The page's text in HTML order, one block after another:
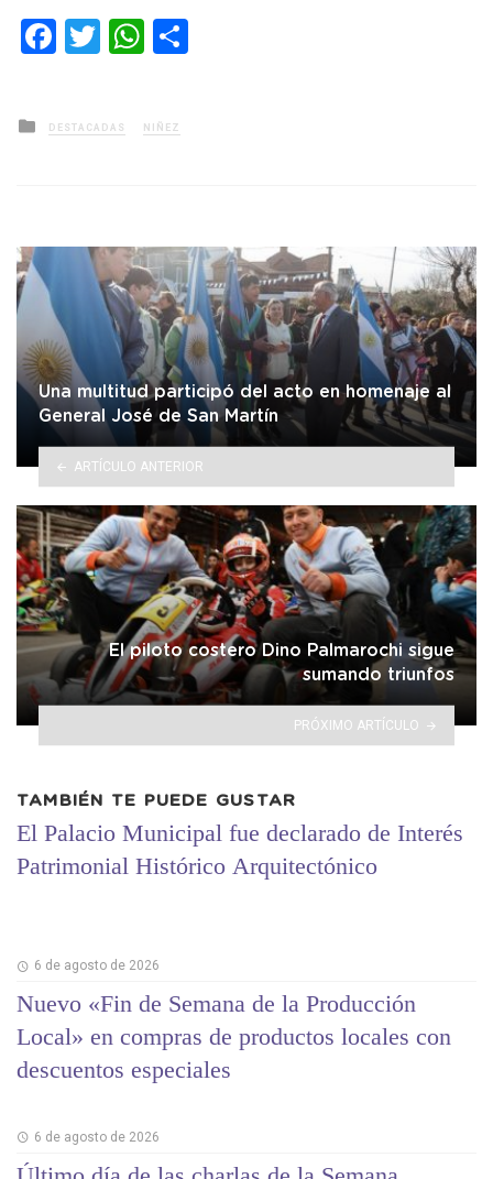
Facebook
TwitterWhatsApp
Posted
in
DESTACADAS NIÑEZ
Una multitud participó del acto en homenaje al
General José de San Martín
ARTÍCULO ANTERIOR
El piloto costero Dino Palmarochi sigue
sumando triunfos
PRÓXIMO ARTÍCULO
TAMBIÉN TE PUEDE GUSTAR
El Palacio Municipal fue declarado de Interés
Patrimonial Histórico Arquitectónico
6 de agosto de 2026
Nuevo «Fin de Semana de la Producción
Local» en compras de productos locales con
descuentos especiales
6 de agosto de 2026